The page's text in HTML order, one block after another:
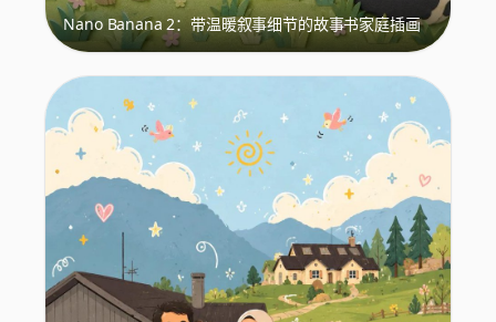
Nano Banana 2：带温暖叙事细节的故事书家庭插画